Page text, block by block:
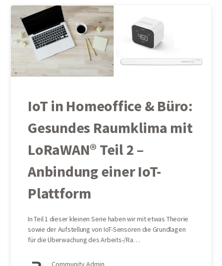
IoT in Homeoffice & Büro:
Gesundes Raumklima mit
LoRaWAN® Teil 2 –
Anbindung einer IoT-
Plattform
In Teil 1 dieser kleinen Serie haben wir mit etwas Theorie
sowie der Aufstellung von IoT-Sensoren die Grundlagen
für die Überwachung des Arbeits-/Ra…
Community Admin